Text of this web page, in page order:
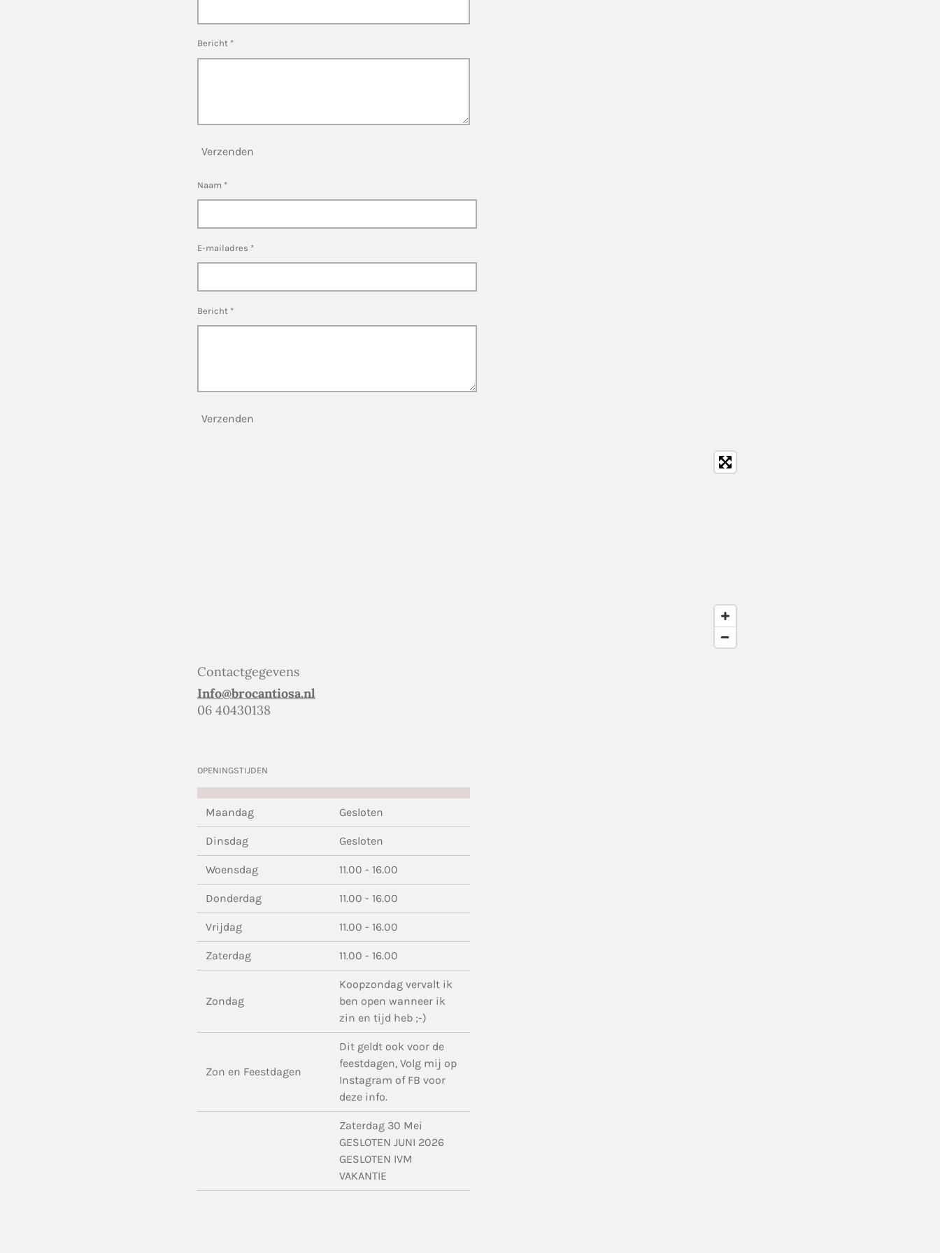
Bericht *
Verzenden
Naam *
E-mailadres *
Bericht *
Verzenden
Contactgegevens
Info@brocantiosa.nl
06 40430138
OPENINGSTIJDEN
Maandag Gesloten
Dinsdag Gesloten
Woensdag 11.00 - 16.00
Donderdag 11.00 - 16.00
Vrijdag 11.00 - 16.00
Zaterdag 11.00 - 16.00
Zondag
Koopzondag vervalt ik
ben open wanneer ik
zin en tijd heb ;-)
Zon en Feestdagen
Dit geldt ook voor de
feestdagen, Volg mij op
Instagram of FB voor
deze info.
Zaterdag 30 Mei
GESLOTEN JUNI 2026
GESLOTEN IVM
VAKANTIE